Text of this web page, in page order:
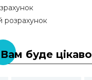
розрахунок
Вам буде цікаво